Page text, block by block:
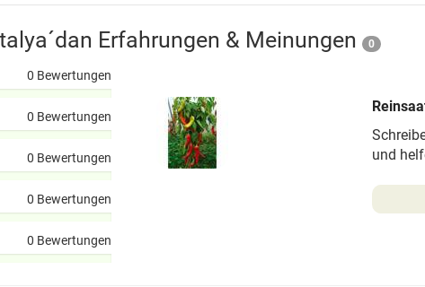
Erfahrungen & Meinungen 0
0 Bewertungen
0 Bewertungen
0 Bewertungen
0 Bewertungen
0 Bewertungen
und